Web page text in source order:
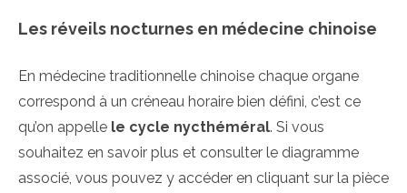
Les réveils nocturnes en médecine chinoise
En médecine traditionnelle chinoise chaque organe
correspond à un créneau horaire bien défini, c’est ce
qu’on appelle le cycle nycthéméral. Si vous
souhaitez en savoir plus et consulter le diagramme
associé, vous pouvez y accéder en cliquant sur la pièce